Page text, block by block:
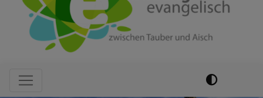
Hauptnavigation